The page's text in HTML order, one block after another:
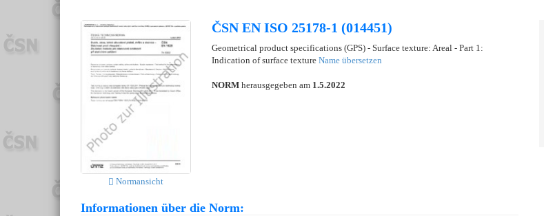
Normansicht
ČSN EN ISO 25178-1 (014451)
Geometrical product specifications (GPS) - Surface texture: Areal - Part 1:
Indication of surface texture Name übersetzen
NORM herausgegeben am 1.5.2022
Informationen über die Norm: